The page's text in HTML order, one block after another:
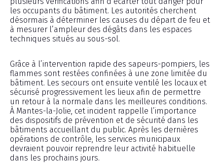
les occupants du bâtiment. Les autorités cherchent
désormais à déterminer les causes du départ de feu et
à mesurer l’ampleur des dégâts dans les espaces
techniques situés au sous-sol.
Grâce à l’intervention rapide des sapeurs-pompiers, les
flammes sont restées confinées à une zone limitée du
bâtiment. Les secours ont ensuite ventilé les locaux et
sécurisé progressivement les lieux afin de permettre
un retour à la normale dans les meilleures conditions.
À Mantes-la-Jolie, cet incident rappelle l’importance
des dispositifs de prévention et de sécurité dans les
bâtiments accueillant du public. Après les dernières
opérations de contrôle, les services municipaux
devraient pouvoir reprendre leur activité habituelle
dans les prochains jours.